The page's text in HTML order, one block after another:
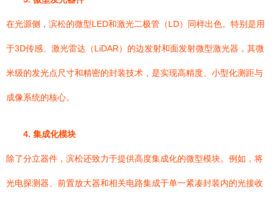
在光源侧，滨松的微型LED和激光二极管（LD）同样出色。特别是用
于3D传感、激光雷达（LiDAR）的边发射和面发射微型激光器，其微
米级的发光点尺寸和精密的封装技术，是实现高精度、小型化测距与
成像系统的核心。
4. 集成化模块
除了分立器件，滨松还致力于提供高度集成化的微型模块。例如，将
光电探测器、前置放大器和相关电路集成于单一紧凑封装内的光接收